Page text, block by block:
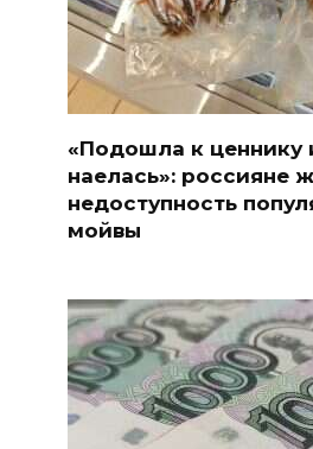
«Подошла к ценнику
наелась»: россияне
недоступность
мойвы